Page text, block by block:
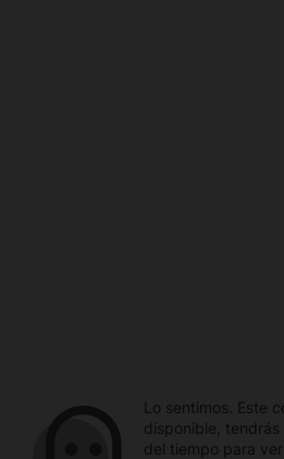
Lo sentimos. Este
disponible, tendrás
del tiempo para